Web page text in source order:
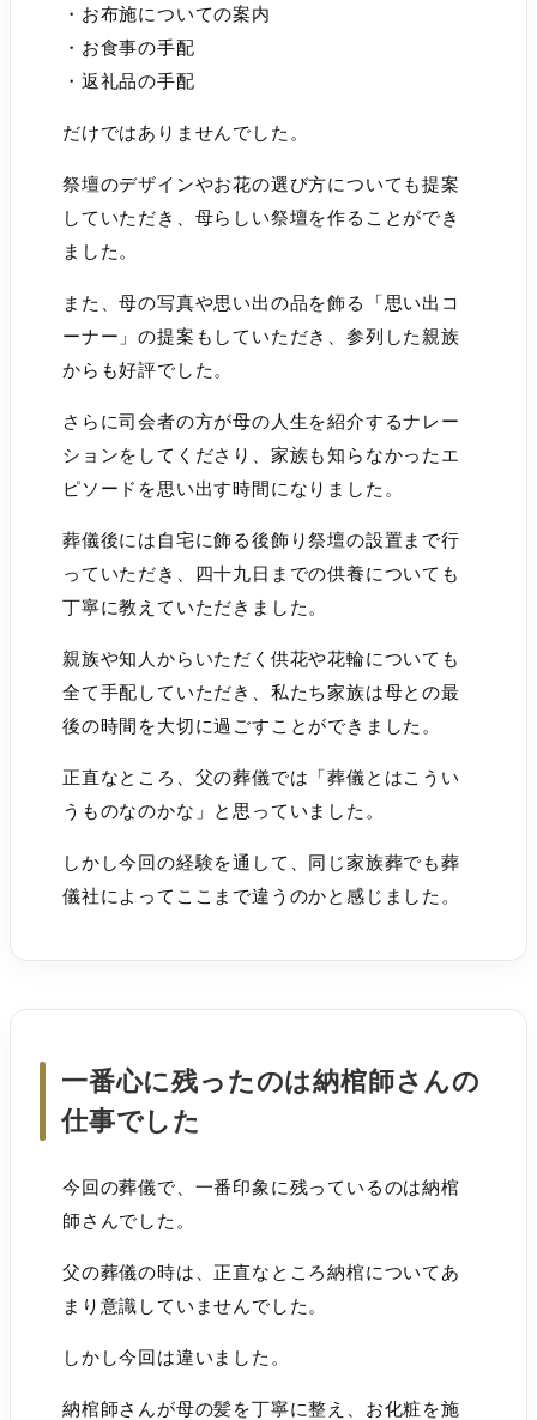
・お布施についての案内
・お食事の手配
・返礼品の手配
だけではありませんでした。
祭壇のデザインやお花の選び方についても提案
していただき、母らしい祭壇を作ることができ
ました。
また、母の写真や思い出の品を飾る「思い出コ
ーナー」の提案もしていただき、参列した親族
からも好評でした。
さらに司会者の方が母の人生を紹介するナレー
ションをしてくださり、家族も知らなかったエ
ピソードを思い出す時間になりました。
葬儀後には自宅に飾る後飾り祭壇の設置まで行
っていただき、四十九日までの供養についても
丁寧に教えていただきました。
親族や知人からいただく供花や花輪についても
全て手配していただき、私たち家族は母との最
後の時間を大切に過ごすことができました。
正直なところ、父の葬儀では「葬儀とはこうい
うものなのかな」と思っていました。
しかし今回の経験を通して、同じ家族葬でも葬
儀社によってここまで違うのかと感じました。
一番心に残ったのは納棺師さんの
仕事でした
今回の葬儀で、一番印象に残っているのは納棺
師さんでした。
父の葬儀の時は、正直なところ納棺についてあ
まり意識していませんでした。
しかし今回は違いました。
納棺師さんが母の髪を丁寧に整え、お化粧を施